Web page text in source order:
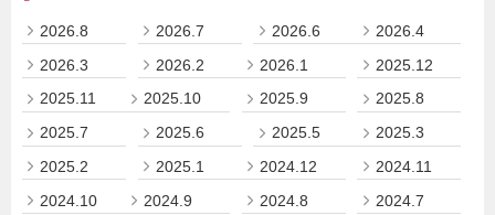
2026.8 2026.7 2026.6
2026.4
2026.3
2026.2 2026.1
2025.12
2025.11
2025.10 2025.9
2025.8
2025.7
2025.6 2025.5
2025.3
2025.2
2025.1 2024.12
2024.11
2024.10
2024.9 2024.8
2024.7